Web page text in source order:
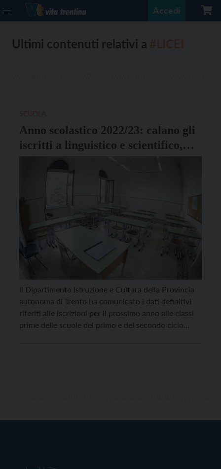
Accedi
Ultimi contenuti relativi a
Anno scolastico 2022/23: calano gli
iscritti a linguistico e scientifico,
boom per il percorso tecnico
economico
Il Dipartimento Istruzione e Cultura della Provincia
autonoma di Trento ha comunicato i dati definitivi
riferiti alle iscrizioni per il prossimo anno alle classi
prime delle scuole del primo e del secondo ciclo